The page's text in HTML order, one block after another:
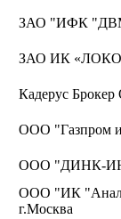
ЗАО "ИФК
ЗАО ИК «ЛОКО-
Кадерус
ООО "Газпром
ООО "ДИНК-
ООО "ИК
г.Москва